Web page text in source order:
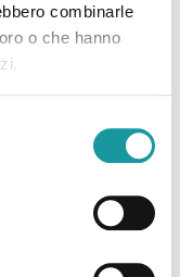
combinarle
o che hanno
che
Romagna,